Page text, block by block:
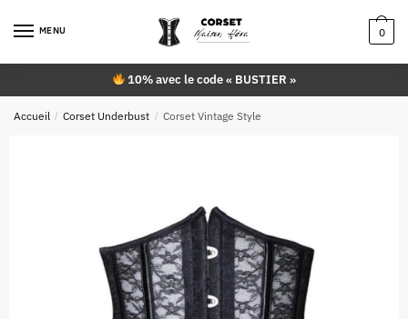
MENU 0
10% avec le code « BUSTIER »
Accueil / Corset Underbust / Corset Vintage Style